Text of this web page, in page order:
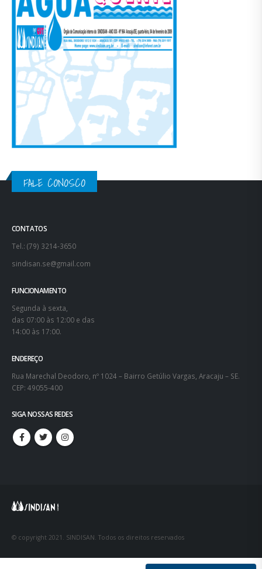
FALE CONOSCO
CONTATOS
Tel.: (79) 3214-3650
sindisan.se@gmail.com
FUNCIONAMENTO
Segunda à sexta,
das 07:00 às 12:00 e das
14:00 às 17:00.
ENDEREÇO
Rua Marechal Deodoro, nº 1024 – Bairro Getúlio Vargas, Aracaju – SE.
CEP: 49055-400
SIGA NOSSAS REDES
© copyright 2021. SINDISAN. Todos os direitos reservados